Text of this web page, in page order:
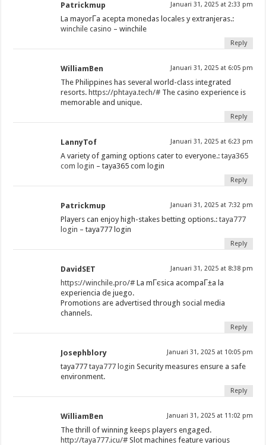
Patrickmup Januari 31, 2025 at 2:33 pm
La mayorГ­a acepta monedas locales y extranjeras.:
winchile casino – winchile
Reply
WilliamBen Januari 31, 2025 at 6:05 pm
The Philippines has several world-class integrated
resorts. https://phtaya.tech/# The casino experience is
memorable and unique.
Reply
LannyTof Januari 31, 2025 at 6:23 pm
A variety of gaming options cater to everyone.:taya365
com login – taya365 com login
Reply
Patrickmup Januari 31, 2025 at 7:32 pm
Players can enjoy high-stakes betting options.:taya777
login – taya777 login
Reply
DavidSET Januari 31, 2025 at 8:38 pm
https://winchile.pro/# La mГєsica acompaГ±a la
experiencia de juego.
Promotions are advertised through social media
channels.
Reply
Josephblory Januari 31, 2025 at 10:05 pm
taya777taya777 login Security measures ensure a safe
environment.
Reply
WilliamBen Januari 31, 2025 at 11:02 pm
The thrill of winning keeps players engaged.
http://taya777.icu/# Slot machines feature various